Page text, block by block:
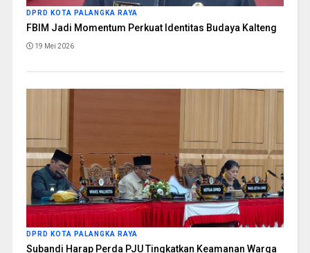
DPRD KOTA PALANGKA RAYA
FBIM Jadi Momentum Perkuat Identitas Budaya Kalteng
19 Mei 2026
DPRD KOTA PALANGKA RAYA
Subandi Harap Perda PJU Tingkatkan Keamanan Warga